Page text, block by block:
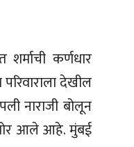
कर्णधार
देखील
नाराजी बोलून
आले आहे. मुंबई